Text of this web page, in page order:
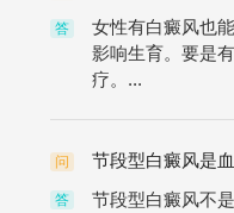
答
女性有白癜风也
影响生育。要是
疗。...
问 节段型白癜风是
答
节段型白癜风不